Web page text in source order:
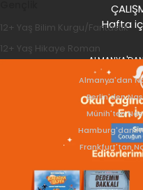
12+ Yaş Bilim Kurgu/Fantastik
12+ Yaş Hikaye Roman
Hafta
Almanya'dan
Berlin'den
Münih'ten
Hamburg'dan
Frankfurt'tan